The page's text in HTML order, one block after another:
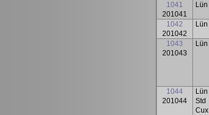
1041
201041
Lün
1042
201042
Lün
1043
201043
Lün
1044
201044
Lün
Std
Cux